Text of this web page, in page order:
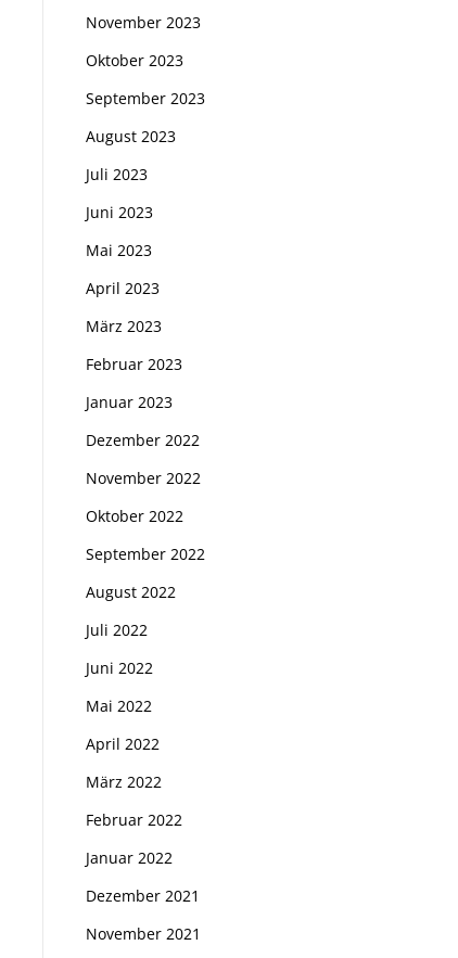
November 2023
Oktober 2023
September 2023
August 2023
Juli 2023
Juni 2023
Mai 2023
April 2023
März 2023
Februar 2023
Januar 2023
Dezember 2022
November 2022
Oktober 2022
September 2022
August 2022
Juli 2022
Juni 2022
Mai 2022
April 2022
März 2022
Februar 2022
Januar 2022
Dezember 2021
November 2021